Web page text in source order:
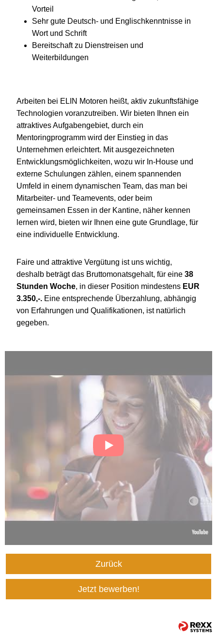
Vorteil
Sehr gute Deutsch- und Englischkenntnisse in
Wort und Schrift
Bereitschaft zu Dienstreisen und
Weiterbildungen
Arbeiten bei ELIN Motoren heißt, aktiv zukunftsfähige
Technologien voranzutreiben. Wir bieten Ihnen ein
attraktives Aufgabengebiet, durch ein
Mentoringprogramm wird der Einstieg in das
Unternehmen erleichtert. Mit ausgezeichneten
Entwicklungsmöglichkeiten, wozu wir In-House und
externe Schulungen zählen, einem spannenden
Umfeld in einem dynamischen Team, das man bei
Mitarbeiter- und Teamevents, oder beim
gemeinsamen Essen in der Kantine, näher kennen
lernen wird, bieten wir Ihnen eine gute Grundlage, für
eine individuelle Entwicklung.
Faire und attraktive Vergütung ist uns wichtig,
deshalb beträgt das Bruttomonatsgehalt, für eine 38
Stunden Woche, in dieser Position mindestens EUR
3.350,-. Eine entsprechende Überzahlung, abhängig
von Erfahrungen und Qualifikationen, ist natürlich
gegeben.
Zurück
Jetzt bewerben!